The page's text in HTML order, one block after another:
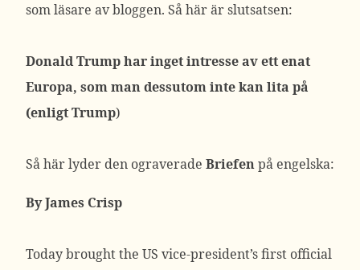
som läsare av bloggen. Så här är slutsatsen:
Donald Trump har inget intresse av ett enat
Europa, som man dessutom inte kan lita på
(enligt Trump)
Så här lyder den ograverade Briefenpå engelska:
By James Crisp
Today brought the US vice-president’s first official